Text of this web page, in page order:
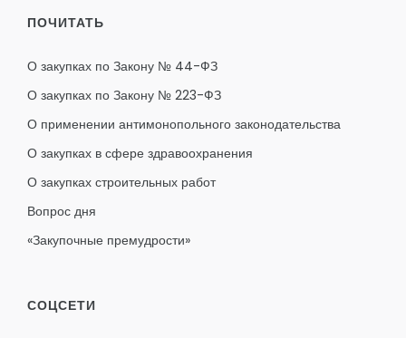
ПОЧИТАТЬ
О закупках по Закону № 44-ФЗ
О закупках по Закону № 223-ФЗ
О применении антимонопольного законодательства
О закупках в сфере здравоохранения
О закупках строительных работ
Вопрос дня
«Закупочные премудрости»
СОЦСЕТИ